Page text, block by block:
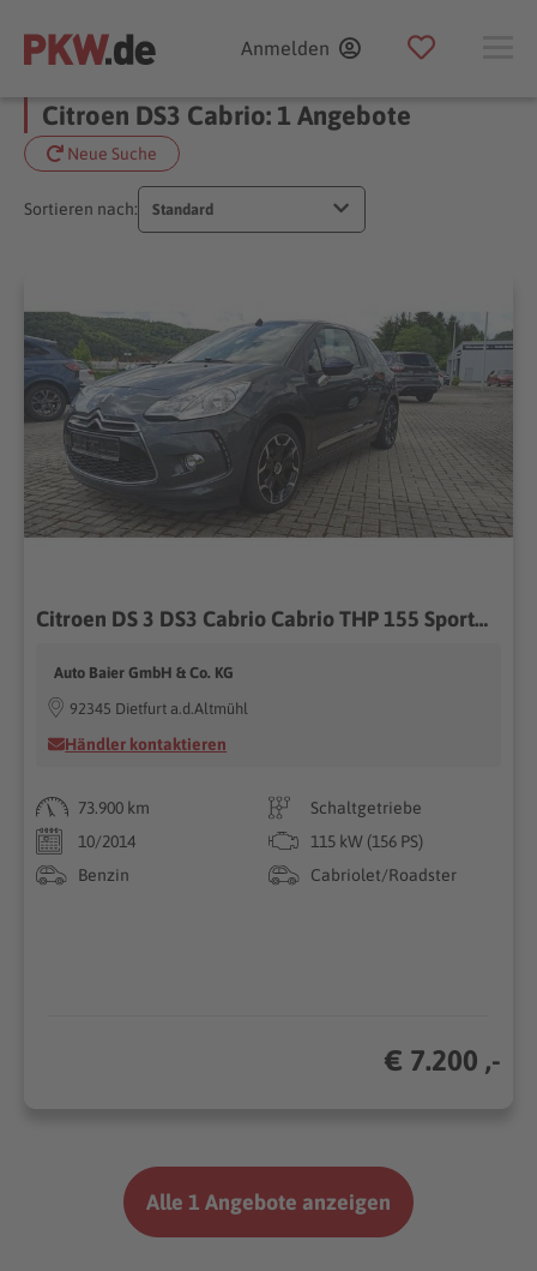
Anmelden
Citroen DS3 Cabrio: 1 Angebote
Neue Suche
Sortieren nach: Standard
Citroen DS 3 DS3 Cabrio Cabrio THP 155 SportChic, 8-fach,
Auto Baier GmbH & Co. KG
92345 Dietfurt a.d.Altmühl
Händler kontaktieren
73.900 km
Schaltgetriebe
10/2014
115 kW (156 PS)
Benzin
Cabriolet/Roadster
€ 7.200 ,-
Alle 1 Angebote anzeigen